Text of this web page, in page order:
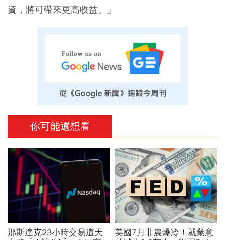
資，將可帶來更高收益。」
你可能還想看
那斯達克23小時交易這天
美國7月非農爆冷！就業意